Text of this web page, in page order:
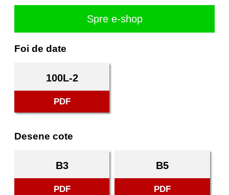
Spre e-shop
Foi de date
100L-2
PDF
Desene cote
B3
PDF
B5
PDF